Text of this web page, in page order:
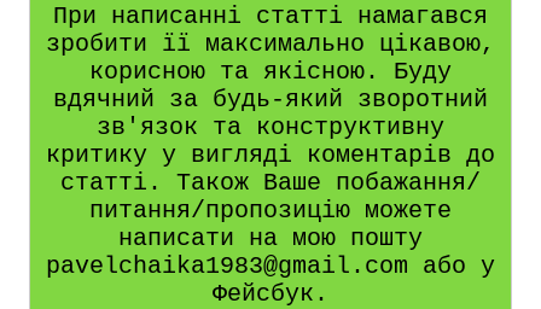
При написанні статті намагався
зробити її максимально цікавою,
корисною та якісною. Буду
вдячний за будь-який зворотний
зв'язок та конструктивну
критику у вигляді коментарів до
статті. Також Ваше побажання/
питання/пропозицію можете
написати на мою пошту
pavelchaika1983@gmail.com або у
Фейсбук.